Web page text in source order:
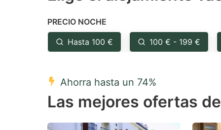
question
mark
key
get
the
keyboard
the
PRECIO NOCHE
Hasta 100 € 100 € - 199 €
Ahorra hasta un 74%
Las mejores ofertas